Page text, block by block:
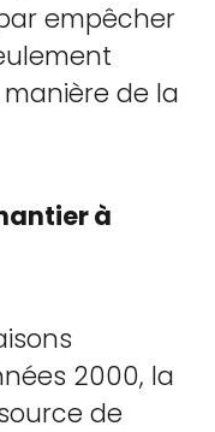
empêcher
de la
à
2000, la
de